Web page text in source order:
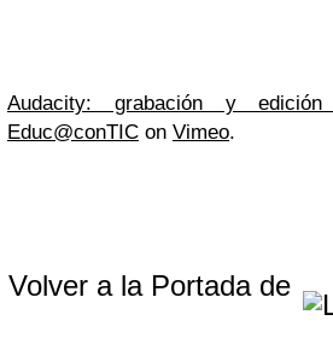
Audacity: grabación y
Educ@conTIC on Vimeo.
Volver a la Portada de